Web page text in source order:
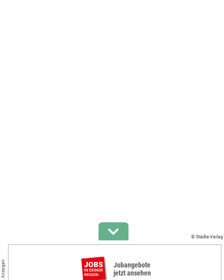
© Städte-Verlag
Anzeigen
Jobangebote
jetzt ansehen